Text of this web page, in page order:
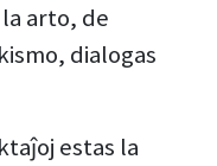
arto, de
dialogas
estas la